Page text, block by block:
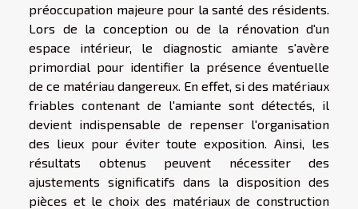
préoccupation majeure pour la santé des résidents.
Lors de la conception ou de la rénovation d'un
espace intérieur, le diagnostic amiante s'avère
primordial pour identifier la présence éventuelle
de ce matériau dangereux. En effet, si des matériaux
friables contenant de l'amiante sont détectés, il
devient indispensable de repenser l'organisation
des lieux pour éviter toute exposition. Ainsi, les
résultats obtenus peuvent nécessiter des
ajustements significatifs dans la disposition des
pièces et le choix des matériaux de construction